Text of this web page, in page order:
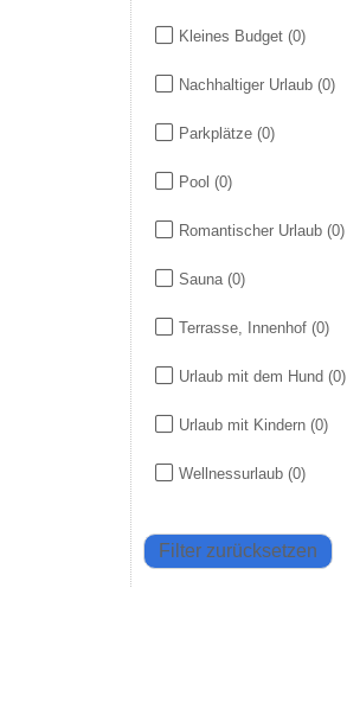
Kleines Budget (0)
Nachhaltiger Urlaub (0)
Parkplätze (0)
Pool (0)
Romantischer Urlaub (0)
Sauna (0)
Terrasse, Innenhof (0)
Urlaub mit dem Hund (0)
Urlaub mit Kindern (0)
Wellnessurlaub (0)
Filter zurücksetzen